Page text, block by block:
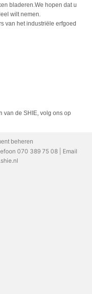
bladeren.We hopen dat u
wilt nemen.
van het industriële erfgoed
van de SHIE, volg ons op
beheren
070 389 75 08 | Email